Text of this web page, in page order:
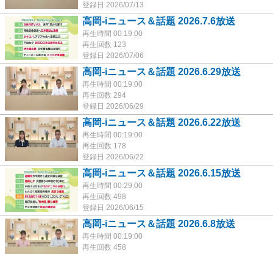
登録日 2026/07/13
高岡-iニュース＆話題 2026.7.6放送
再生時間 00:19:00
再生回数 123
登録日 2026/07/06
高岡-iニュース＆話題 2026.6.29放送
再生時間 00:19:00
再生回数 294
登録日 2026/06/29
高岡-iニュース＆話題 2026.6.22放送
再生時間 00:19:00
再生回数 178
登録日 2026/06/22
高岡-iニュース＆話題 2026.6.15放送
再生時間 00:29:00
再生回数 498
登録日 2026/06/15
高岡-iニュース＆話題 2026.6.8放送
再生時間 00:19:00
再生回数 458